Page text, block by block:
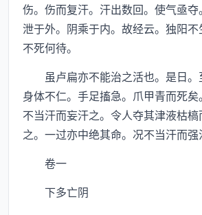
伤。伤而复汗。汗出数回。使气亟
泄于外。阴乘于内。故经云。独阳不
不死何待。
虽卢扁亦不能治之活也。是日。
身体不仁。手足搐急。爪甲青而死矣
不当汗而妄汗之。令人夺其津液枯
之。一过亦中绝其命。况不当汗而强
卷一
下多亡阴